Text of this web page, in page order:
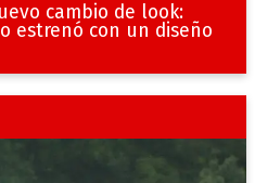
cambio de look:
estrenó con un diseño